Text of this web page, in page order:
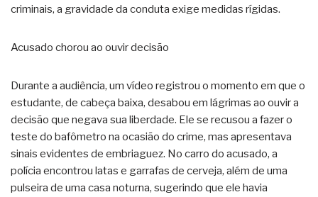
criminais, a gravidade da conduta exige medidas rígidas.
Acusado chorou ao ouvir decisão
Durante a audiência, um vídeo registrou o momento em que o
estudante, de cabeça baixa, desabou em lágrimas ao ouvir a
decisão que negava sua liberdade. Ele se recusou a fazer o
teste do bafômetro na ocasião do crime, mas apresentava
sinais evidentes de embriaguez. No carro do acusado, a
polícia encontrou latas e garrafas de cerveja, além de uma
pulseira de uma casa noturna, sugerindo que ele havia